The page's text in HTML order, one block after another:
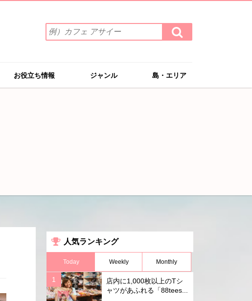
索
ワ
を
入
ー
検
索
す
お役立ち情報 ジャンル 島・エリア
人気ランキング
Today Weekly Monthly
店内に1,000枚以上のTシ
ャツがあふれる「88tees...